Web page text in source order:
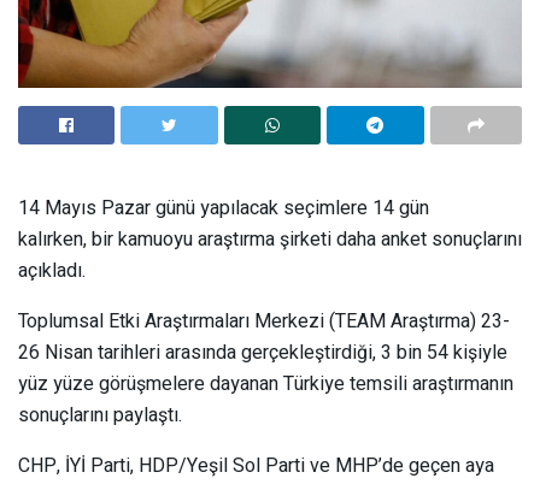
14 Mayıs Pazar günü yapılacak seçimlere 14 gün
kalırken, bir kamuoyu araştırma şirketi daha anket sonuçlarını
açıkladı.
Toplumsal Etki Araştırmaları Merkezi (TEAM Araştırma) 23-
26 Nisan tarihleri arasında gerçekleştirdiği, 3 bin 54 kişiyle
yüz yüze görüşmelere dayanan Türkiye temsili araştırmanın
sonuçlarını paylaştı.
CHP, İYİ Parti, HDP/Yeşil Sol Parti ve MHP’de geçen aya